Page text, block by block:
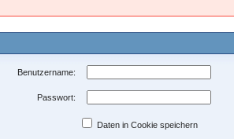
Benutzername:
Passwort:
Daten in Cookie speichern